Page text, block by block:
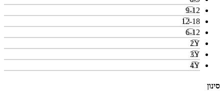
9-12
12-18
6-12
2Y
3Y
4Y
סינון